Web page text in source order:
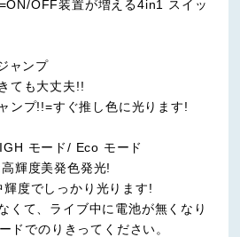
OFF装置が増える4in1 スイッ
ャンプ
ても大丈夫!!
ンプ!!=すぐ推し色に光ります!
モード/ Eco モード
輝度美発色発光!
度でしっかり光ります!
くて、ライブ中に電池が無くなり
ドでのりきってください。